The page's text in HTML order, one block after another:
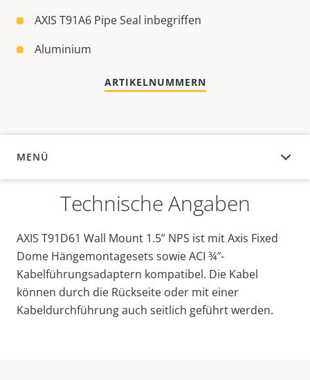
AXIS T91A6 Pipe Seal inbegriffen
Aluminium
ARTIKELNUMMERN
MENÜ
ÜBERSICHT
Technische Angaben
AXIS T91D61 Wall Mount 1.5” NPS ist mit Axis Fixed
Dome Hängemontagesets sowie ACI ¾″-
Kabelführungsadaptern kompatibel. Die Kabel
können durch die Rückseite oder mit einer
Kabeldurchführung auch seitlich geführt werden.